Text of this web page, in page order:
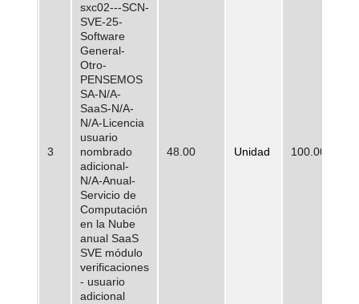
3
sxc02---SCN-
SVE-25-
Software
General-
Otro-
PENSEMOS
SA-N/A-
SaaS-N/A-
N/A-Licencia
usuario
nombrado
adicional-
N/A-Anual-
Servicio de
Computación
en la Nube
anual SaaS
SVE módulo
verificaciones
- usuario
adicional
48.00 Unidad 100.000,00